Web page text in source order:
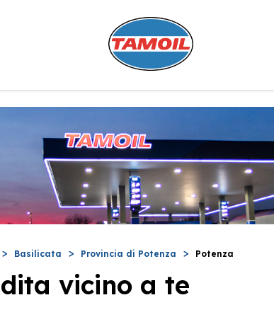
Basilicata Provincia di Potenza Potenza
vicino a te